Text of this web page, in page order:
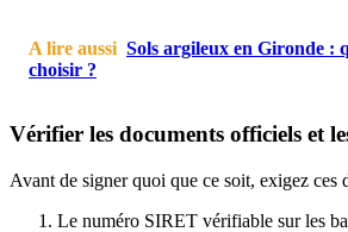
A lire aussi Sols argileux en Gironde :
choisir ?
Vérifier les documents officiels et
Avant de signer quoi que ce soit, exigez ces
Le numéro SIRET vérifiable sur les